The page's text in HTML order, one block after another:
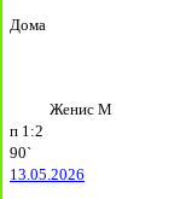
Дома
Женис М
п 1:2
90`
13.05.2026